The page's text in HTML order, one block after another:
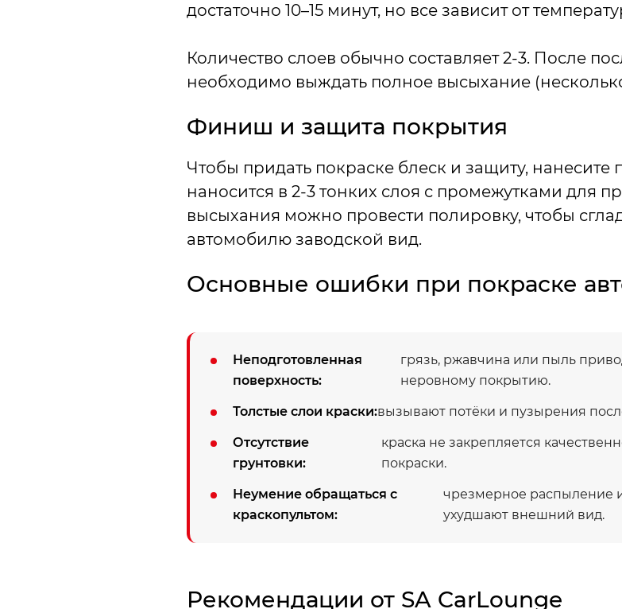
достаточно 10–15 минут, но все зависит от
Количество слоев обычно составляет 2-3. После
необходимо выждать полное высыхание
Финиш и защита покрытия
Чтобы придать покраске блеск и защиту,
наносится в 2-3 тонких слоя с промежутками для
высыхания можно провести полировку, чтобы
автомобилю заводской вид.
Основные ошибки при покраске
Неподготовленная
поверхность:
грязь, ржавчина или пыль
неровному покрытию.
Толстые слои краски:вызывают потёки и пузырения
Отсутствие
грунтовки:
краска не закрепляется
покраски.
Неумение обращаться с
краскопультом:
чрезмерное распыление
ухудшают внешний вид.
Рекомендации от SA CarLounge